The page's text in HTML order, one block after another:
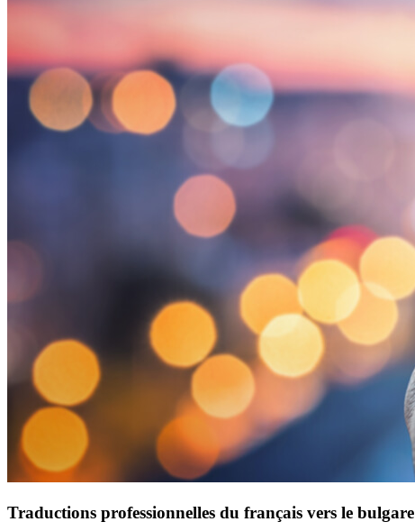
Traductions professionnelles du français vers le bulgare